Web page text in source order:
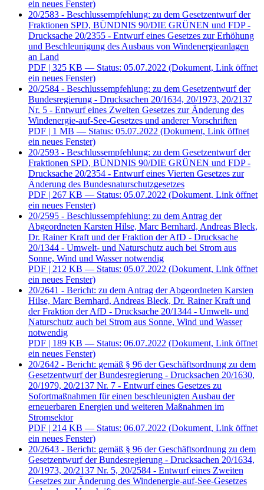
ein neues Fenster)
20/2583 - Beschlussempfehlung: zu dem Gesetzentwurf der
Fraktionen SPD, BÜNDNIS 90/DIE GRÜNEN und FDP -
Drucksache 20/2355 - Entwurf eines Gesetzes zur Erhöhung
und Beschleunigung des Ausbaus von Windenergieanlagen
an Land
PDF | 325 KB — Status: 05.07.2022 (Dokument, Link öffnet
ein neues Fenster)
20/2584 - Beschlussempfehlung: zu dem Gesetzentwurf der
Bundesregierung - Drucksachen 20/1634, 20/1973, 20/2137
Nr. 5 - Entwurf eines Zweiten Gesetzes zur Änderung des
Windenergie-auf-See-Gesetzes und anderer Vorschriften
PDF | 1 MB — Status: 05.07.2022 (Dokument, Link öffnet
ein neues Fenster)
20/2593 - Beschlussempfehlung: zu dem Gesetzentwurf der
Fraktionen SPD, BÜNDNIS 90/DIE GRÜNEN und FDP -
Drucksache 20/2354 - Entwurf eines Vierten Gesetzes zur
Änderung des Bundesnaturschutzgesetzes
PDF | 267 KB — Status: 05.07.2022 (Dokument, Link öffnet
ein neues Fenster)
20/2595 - Beschlussempfehlung: zu dem Antrag der
Abgeordneten Karsten Hilse, Marc Bernhard, Andreas Bleck,
Dr. Rainer Kraft und der Fraktion der AfD - Drucksache
20/1344 - Umwelt- und Naturschutz auch bei Strom aus
Sonne, Wind und Wasser notwendig
PDF | 212 KB — Status: 05.07.2022 (Dokument, Link öffnet
ein neues Fenster)
20/2641 - Bericht: zu dem Antrag der Abgeordneten Karsten
Hilse, Marc Bernhard, Andreas Bleck, Dr. Rainer Kraft und
der Fraktion der AfD - Drucksache 20/1344 - Umwelt- und
Naturschutz auch bei Strom aus Sonne, Wind und Wasser
notwendig
PDF | 189 KB — Status: 06.07.2022 (Dokument, Link öffnet
ein neues Fenster)
20/2642 - Bericht: gemäß § 96 der Geschäftsordnung zu dem
Gesetzentwurf der Bundesregierung - Drucksachen 20/1630,
20/1979, 20/2137 Nr. 7 - Entwurf eines Gesetzes zu
Sofortmaßnahmen für einen beschleunigten Ausbau der
erneuerbaren Energien und weiteren Maßnahmen im
Stromsektor
PDF | 214 KB — Status: 06.07.2022 (Dokument, Link öffnet
ein neues Fenster)
20/2643 - Bericht: gemäß § 96 der Geschäftsordnung zu dem
Gesetzentwurf der Bundesregierung - Drucksachen 20/1634,
20/1973, 20/2137 Nr. 5, 20/2584 - Entwurf eines Zweiten
Gesetzes zur Änderung des Windenergie-auf-See-Gesetzes